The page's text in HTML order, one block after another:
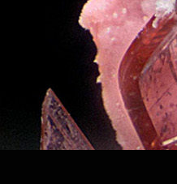
ANPF
Association